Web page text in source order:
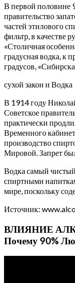
В первой половине
правительство
частей этилового
фильтр, в качестве
«Столичная
градусная водка, к
градусов,
сухой закон и Водка
В 1914 году
Советское
практически
Временного
производство
Мировой. Запрет
Водка самый
спиртными
мире, поскольку
Источник:
ВЛИЯНИЕ
Почему 90%